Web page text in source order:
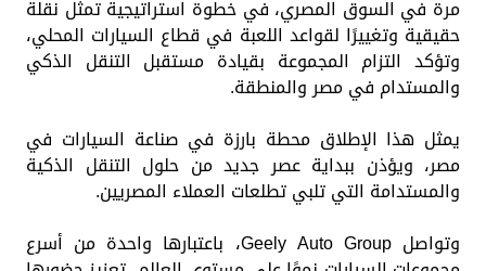
مرة في السوق المصري، في خطوة استراتيجية تمثل نقلة
حقيقية وتغييرًا لقواعد اللعبة في قطاع السيارات المحلي،
وتؤكد التزام المجموعة بقيادة مستقبل التنقل الذكي
والمستدام في مصر والمنطقة.
يمثل هذا الإطلاق محطة بارزة في صناعة السيارات في
مصر، ويؤذن ببداية عصر جديد من حلول التنقل الذكية
والمستدامة التي تلبي تطلعات العملاء المصريين.
وتواصل Geely Auto Group، باعتبارها واحدة من أسرع